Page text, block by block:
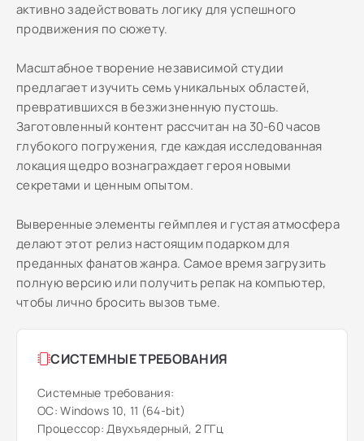
активно задействовать логику для успешного
продвижения по сюжету.
Масштабное творение независимой студии
предлагает изучить семь уникальных областей,
превратившихся в безжизненную пустошь.
Заготовленный контент рассчитан на 30-60 часов
глубокого погружения, где каждая исследованная
локация щедро вознаграждает героя новыми
секретами и ценным опытом.
Выверенные элементы геймплея и густая атмосфера
делают этот релиз настоящим подарком для
преданных фанатов жанра. Самое время загрузить
полную версию или получить репак на компьютер,
чтобы лично бросить вызов тьме.
СИСТЕМНЫЕ ТРЕБОВАНИЯ
Системные требования:
ОС: Windows 10, 11 (64-bit)
Процессор: Двухъядерный, 2 ГГц